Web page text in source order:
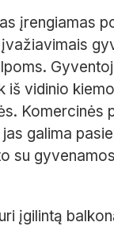
įrengiamas
iš vidinio
Komercinės
galima
su
įgilintą